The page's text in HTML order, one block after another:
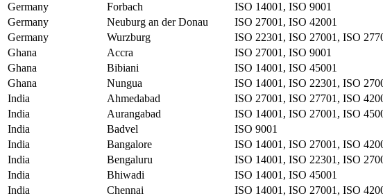
Germany
Forbach
ISO 14001, ISO 9001
Germany
Neuburg an der Donau
ISO 27001, ISO 42001
Germany
Wurzburg
ISO 22301, ISO 27001, ISO
Ghana
Accra
ISO 27001, ISO 9001
Ghana
Bibiani
ISO 14001, ISO 45001
Ghana
Nungua
ISO 14001, ISO 22301, ISO
India
Ahmedabad
ISO 27001, ISO 27701, ISO
India
Aurangabad
ISO 14001, ISO 27001, ISO
India
Badvel
ISO 9001
India
Bangalore
ISO 14001, ISO 27001, ISO
India
Bengaluru
ISO 14001, ISO 22301, ISO
India
Bhiwadi
ISO 14001, ISO 45001
India
Chennai
ISO 14001, ISO 27001, ISO